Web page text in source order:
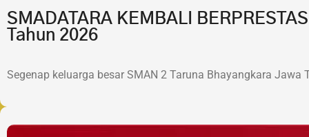
SMADATARA KEMBALI
Tahun 2026
Segenap keluarga besar SMAN 2 Taruna Bhayangkara Jawa